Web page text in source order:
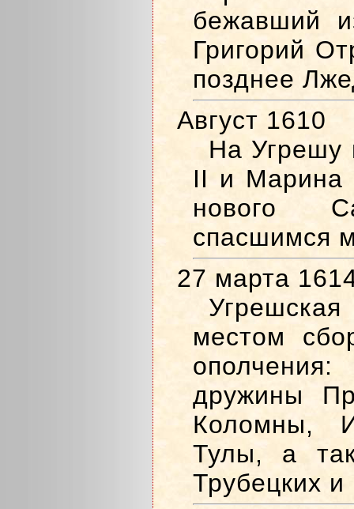
бежавший
Григорий
позднее
Август 1610
На Угрешу
II и Марина
нового
спасшимся
27 марта
местом
дружины
Коломны,
Тулы, а
Трубецких